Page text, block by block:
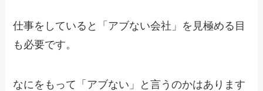
仕事をしていると「アブない会社」を見極める目
も必要です。
なにをもって「アブない」と言うのかはあります